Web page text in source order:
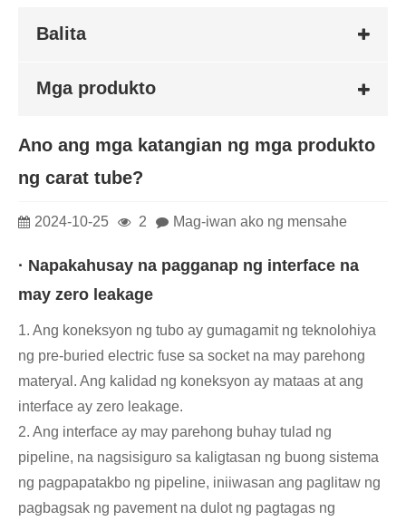
Balita
Mga produkto
Ano ang mga katangian ng mga produkto
ng carat tube?
2024-10-25 2 Mag-iwan ako ng mensahe
· Napakahusay na pagganap ng interface na
may zero leakage
1. Ang koneksyon ng tubo ay gumagamit ng teknolohiya
ng pre-buried electric fuse sa socket na may parehong
materyal. Ang kalidad ng koneksyon ay mataas at ang
interface ay zero leakage.
2. Ang interface ay may parehong buhay tulad ng
pipeline, na nagsisiguro sa kaligtasan ng buong sistema
ng pagpapatakbo ng pipeline, iniiwasan ang paglitaw ng
pagbagsak ng pavement na dulot ng pagtagas ng